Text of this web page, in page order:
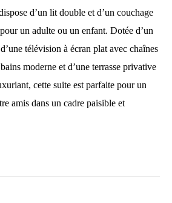
d’un lit double et d’un couchage
un adulte ou un enfant. Dotée d’un
télévision à écran plat avec chaînes
moderne et d’une terrasse privative
cette suite est parfaite pour un
amis dans un cadre paisible et